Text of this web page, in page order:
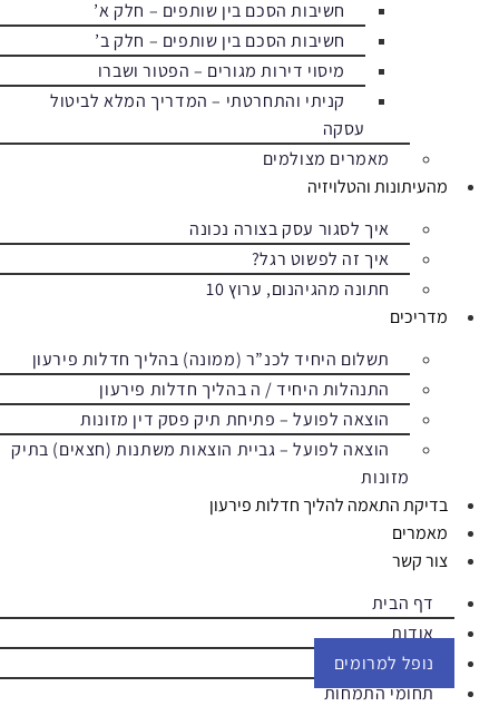
חשיבות הסכם בין שותפים – חלק א’
חשיבות הסכם בין שותפים – חלק ב’
מיסוי דירות מגורים – הפטור ושברו
קניתי והתחרטתי – המדריך המלא לביטול
עסקה
מאמרים מצולמים
מהעיתונות והטלויזיה
איך לסגור עסק בצורה נכונה
איך זה לפשוט רגל?
חתונה מהגיהנום, ערוץ 10
מדריכים
תשלום היחיד לכנ”ר (ממונה) בהליך חדלות פירעון
התנהלות היחיד / ה בהליך חדלות פירעון
הוצאה לפועל – פתיחת תיק פסק דין מזונות
הוצאה לפועל – גביית הוצאות משתנות (חצאים) בתיק
מזונות
בדיקת התאמה להליך חדלות פירעון
מאמרים
צור קשר
דף הבית
אודות
נופל למרומים
תחומי התמחות